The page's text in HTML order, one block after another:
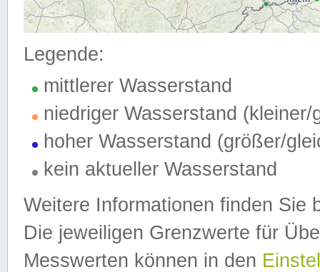
Legende:
mittlerer Wasserstand
niedriger Wasserstand (kleiner/
hoher Wasserstand (größer/
kein aktueller Wasserstand
Weitere Informationen finden Sie
Die jeweiligen Grenzwerte für
Messwerten können in den